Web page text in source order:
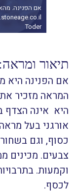
אם הפנינה בתוך צילום
ממאגר "דפוזיט" From "Deposit" Photos
תיאור ומראה:
אם הפנינה היא
המראה מזכיר
היא אינה הצדף
אורגני בעל
כסוף, וגם
צבעים. מכינים
וקמעות.
לכסף.